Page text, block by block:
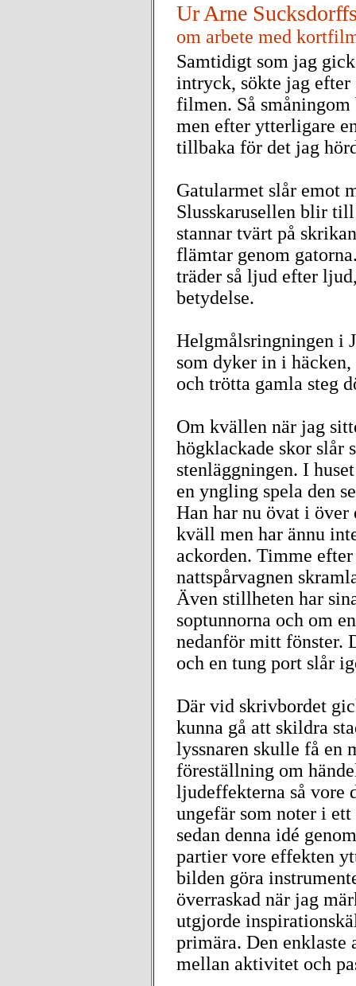
Ur Arne
om arbete med
Samtidigt som jag
intryck, sökte jag
filmen. Så
men efter ytterligare
tillbaka för det jag
Gatularmet slår emot
Slusskarusellen blir
stannar tvärt på
flämtar genom
träder så ljud efter
betydelse.
Helgmålsringningen i
som dyker in i
och trötta gamla steg
Om kvällen när jag
högklackade skor slår
stenläggningen. I
en yngling spela den
Han har nu övat i över
kväll men har ännu
ackorden. Timme
nattspårvagnen
Även stillheten har
soptunnorna och om
nedanför mitt fönster.
och en tung port slår
Där vid skrivbordet
kunna gå att skildra
lyssnaren skulle få en
föreställning om
ljudeffekterna så vore
ungefär som noter i
sedan denna idé
partier vore effekten
bilden göra
överraskad när jag
utgjorde
primära. Den
mellan aktivitet och